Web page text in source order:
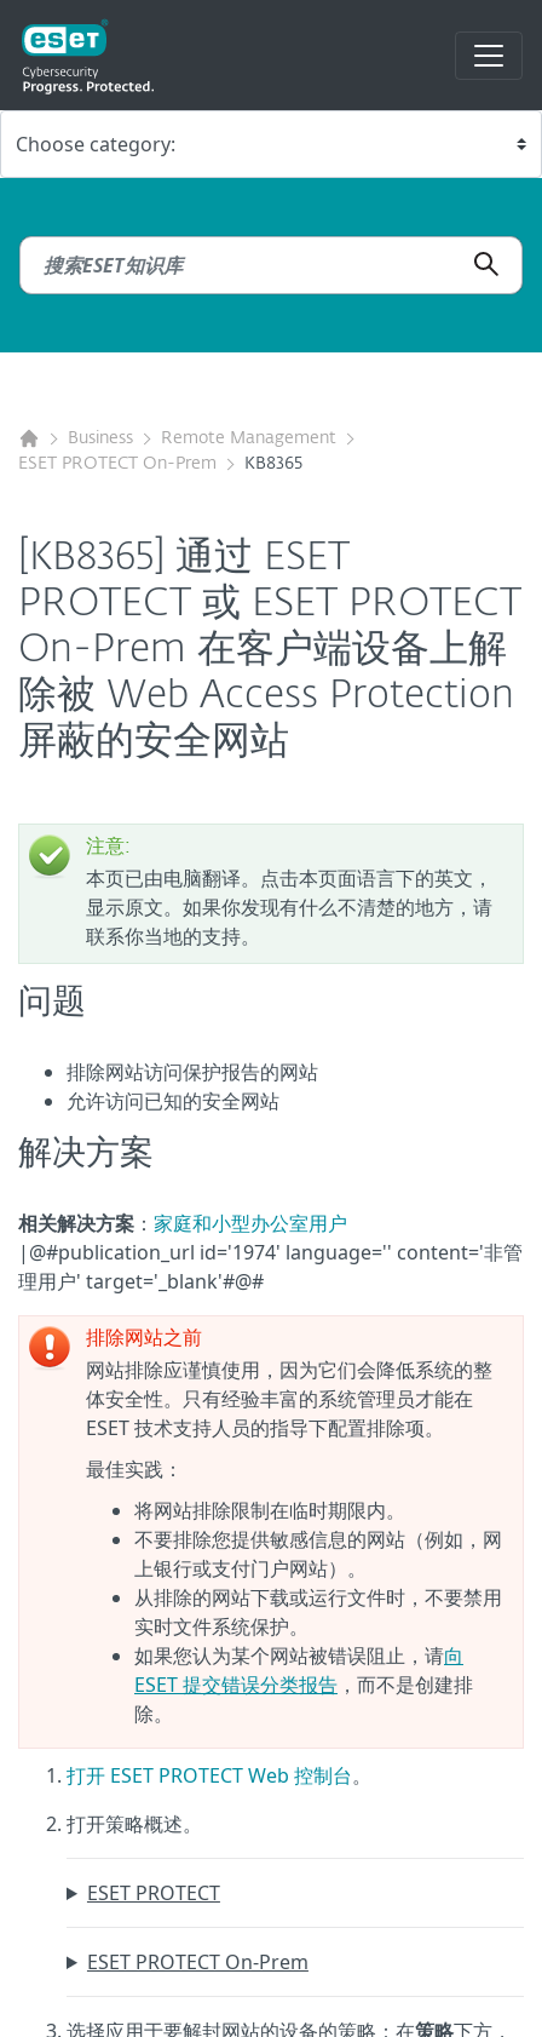
Business
Remote Management
ESET PROTECT On-Prem
KB8365
[KB8365] 通过 ESET
PROTECT 或 ESET PROTECT
On-Prem 在客户端设备上解
除被 Web Access Protection
屏蔽的安全网站
注意:
本页已由电脑翻译。点击本页面语言下的英文，
显示原文。如果你发现有什么不清楚的地方，请
联系你当地的支持。
问题
排除网站访问保护报告的网站
允许访问已知的安全网站
解决方案
相关解决方案 ： 家庭和小型办公室用户
|@#publication_url id='1974' language='' content='非管
理用户' target='_blank'#@#
排除网站之前
网站排除应谨慎使用，因为它们会降低系统的整
体安全性。只有经验丰富的系统管理员才能在
ESET 技术支持人员的指导下配置排除项。
最佳实践：
将网站排除限制在临时期限内。
不要排除您提供敏感信息的网站（例如，网
上银行或支付门户网站）。
从排除的网站下载或运行文件时，不要禁用
实时文件系统保护。
如果您认为某个网站被错误阻止，请向
ESET 提交错误分类报告 ，而不是创建排
除。
打开 ESET PROTECT Web 控制台。
打开策略概述。
ESET PROTECT
ESET PROTECT On-Prem
选择应用于要解封网站的设备的策略：在策略下方，